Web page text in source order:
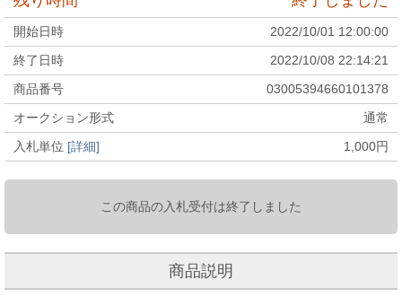
開始日時
2022/10/01 12:00:00
終了日時
2022/10/08 22:14:21
商品番号
03005394660101378
オークション形式
通常
入札単位 [詳細] 1,000円
この商品の入札受付は終了しました
商品説明